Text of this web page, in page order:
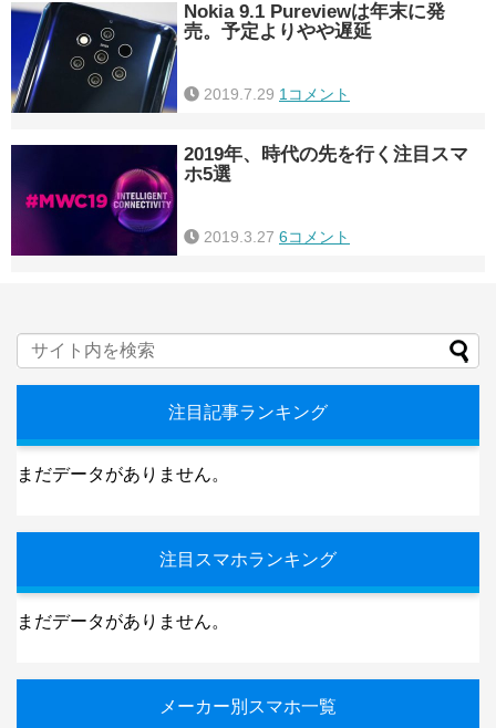
Nokia 9.1 Pureviewは年末に発
売。予定よりやや遅延
2019.7.29 1コメント
2019年、時代の先を行く注目スマ
ホ5選
2019.3.27 6コメント
注目記事ランキング
まだデータがありません。
注目スマホランキング
まだデータがありません。
メーカー別スマホ一覧